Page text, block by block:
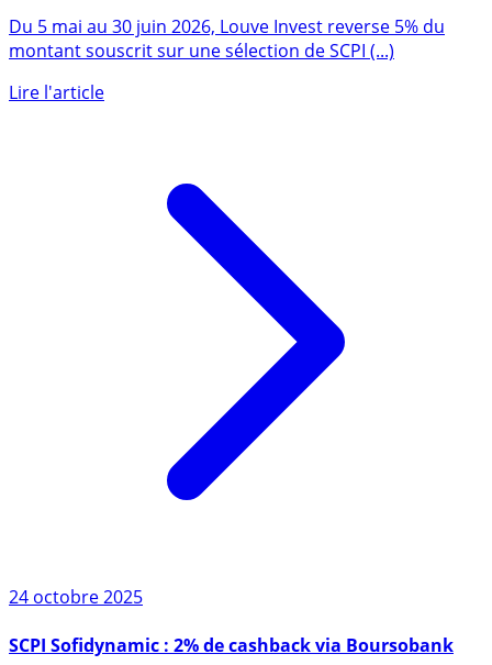
sélection de SCPI
montant souscrit sur une sélection de SCPI (...)
24 octobre 2025